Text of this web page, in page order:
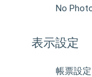
No
表示設定
帳票設定